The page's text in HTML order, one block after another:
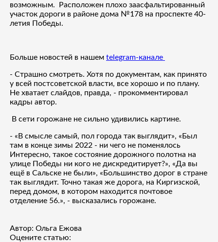
возможным. Расположен плохо заасфальтированный
участок дороги в районе дома №178 на проспекте 40-
летия Победы.
Больше новостей в нашем telegram-канале
- Страшно смотреть. Хотя по документам, как принято
у всей постсоветской власти, все хорошо и по плану.
Не хватает слайдов, правда, - прокомментировал
кадры автор.
В сети горожане не сильно удивились картине.
- «В смысле самый, пол города так выглядит», «Был
там в конце зимы 2022 - ни чего не поменялось
Интересно, такое состояние дорожного полотна на
улице Победы ни кого не дискредитирует?», «Да вы
ещё в Сальске не были», «Большинство дорог в стране
так выглядит. Точно такая же дорога, на Киргизской,
перед домом, в котором находится почтовое
отделение 56.», - высказались горожане.
Автор: Ольга Ежова
Оцените статью: